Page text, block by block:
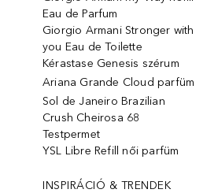
Eau de Parfum
Giorgio Armani Stronger with
you Eau de Toilette
Kérastase Genesis szérum
Ariana Grande Cloud parfüm
Sol de Janeiro Brazilian
Crush Cheirosa 68
Testpermet
YSL Libre Refill női parfüm
INSPIRÁCIÓ & TRENDEK